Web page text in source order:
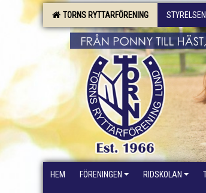
TORNS RYTTARFÖRENING STYRELSEN
HEM FÖRENINGEN RIDSKOLAN